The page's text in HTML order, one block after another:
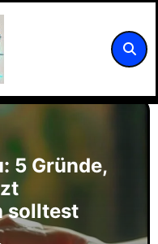
5 Gründe,
solltest